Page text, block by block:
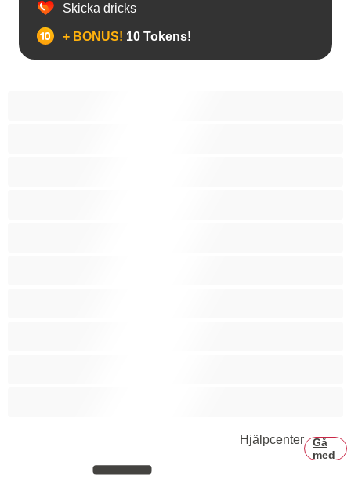
Skicka dricks
+ BONUS! 10 Tokens!
Hjälpcenter
Gå
med